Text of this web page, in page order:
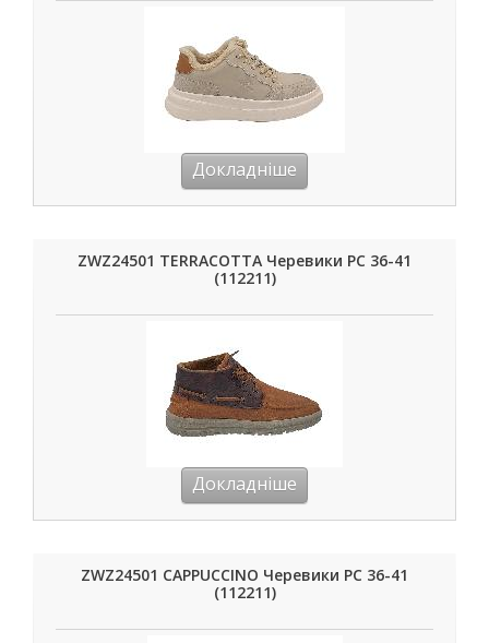
Докладніше
ZWZ24501 TERRACOTTA Черевики РС 36-41
(112211)
Докладніше
ZWZ24501 CAPPUCCINO Черевики РС 36-41
(112211)